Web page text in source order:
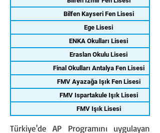
Bilfen Kayseri Fen Lisesi
Ege Lisesi
ENKA Okulları Lisesi
Eraslan Okulu Lisesi
Final Okulları Antalya Fen Lisesi
FMV Ayazağa Işık Fen Lisesi
FMV Ispartakule Işık Lisesi
FMV Işık Lisesi
Türkiye'de AP Programını uygulayan